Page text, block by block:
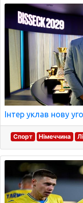
Інтер уклав нову
Спорт Німеччина